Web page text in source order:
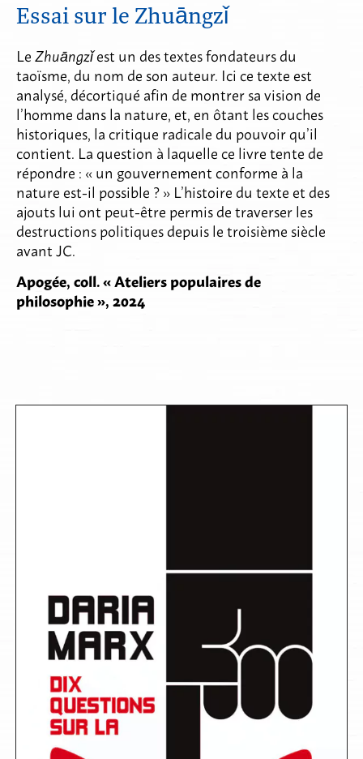
Essai sur le Zhuāngzǐ
LeZhuāngzǐest un des textes fondateurs du
taoïsme, du nom de son auteur. Ici ce texte est
analysé, décortiqué afin de montrer sa vision de
l’homme dans la nature, et, en ôtant les couches
historiques, la critique radicale du pouvoir qu’il
contient. La question à laquelle ce livre tente de
répondre : « un gouvernement conforme à la
nature est-il possible ? » L’histoire du texte et des
ajouts lui ont peut-être permis de traverser les
destructions politiques depuis le troisième siècle
avant JC.
Apogée, coll. « Ateliers populaires de
philosophie », 2024